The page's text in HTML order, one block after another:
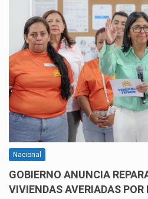
Nacional
GOBIERNO ANUNCIA
VIVIENDAS AVERIADAS POR